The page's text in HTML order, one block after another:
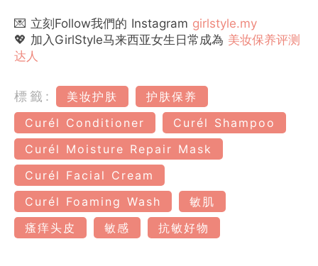
💌 立刻Follow我們的 Instagram girlstyle.my
💖 加入GirlStyle马来西亚女生日常成為 美妆保养评测
达人
標籤: 美妆护肤
护肤保养
Curél Conditioner
Curél Shampoo
Curél Moisture Repair Mask
Curél Facial Cream
Curél Foaming Wash
敏肌
瘙痒头皮
敏感 抗敏好物